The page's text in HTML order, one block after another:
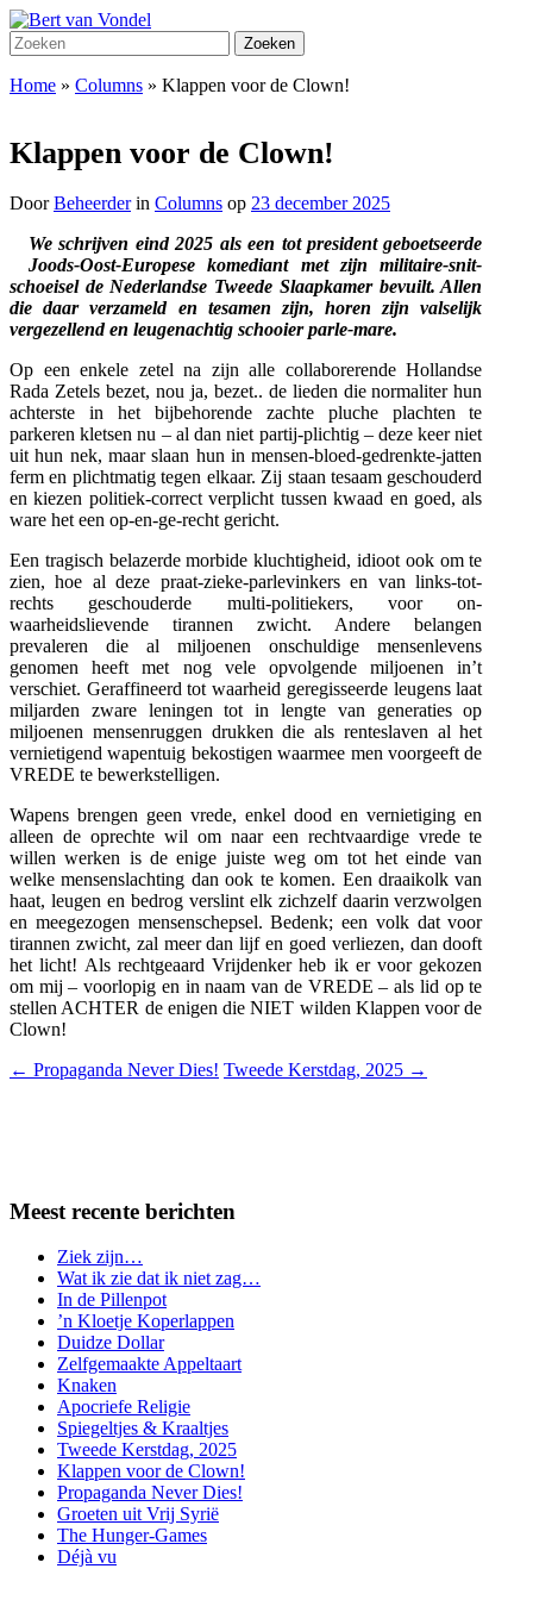
Overslaan
naar
de
hoofd
Toggle
mobiel
menu
Zoeken
naar:
Zoeken
Home » Columns » Klappen voor de Clown!
Klappen voor de Clown!
DoorBeheerder in Columns op 23 december 2025
We schrijven eind 2025 als een tot president geboetseerde
Joods-Oost-Europese komediant met zijn militaire-snit-
schoeisel de Nederlandse Tweede Slaapkamer bevuilt. Allen
die daar verzameld en tesamen zijn, horen zijn valselijk
vergezellend en leugenachtig schooier parle-mare.
Op een enkele zetel na zijn alle collaborerende Hollandse
Rada Zetels bezet, nou ja, bezet.. de lieden die normaliter hun
achterste in het bijbehorende zachte pluche plachten te
parkeren kletsen nu – al dan niet partij-plichtig – deze keer niet
uit hun nek, maar slaan hun in mensen-bloed-gedrenkte-jatten
ferm en plichtmatig tegen elkaar. Zij staan tesaam geschouderd
en kiezen politiek-correct verplicht tussen kwaad en goed, als
ware het een op-en-ge-recht gericht.
Een tragisch belazerde morbide kluchtigheid, idioot ook om te
zien, hoe al deze praat-zieke-parlevinkers en van links-tot-
rechts geschouderde multi-politiekers, voor on-
waarheidslievende tirannen zwicht. Andere belangen
prevaleren die al miljoenen onschuldige mensenlevens
genomen heeft met nog vele opvolgende miljoenen in’t
verschiet. Geraffineerd tot waarheid geregisseerde leugens laat
miljarden zware leningen tot in lengte van generaties op
miljoenen mensenruggen drukken die als renteslaven al het
vernietigend wapentuig bekostigen waarmee men voorgeeft de
VREDE te bewerkstelligen.
Wapens brengen geen vrede, enkel dood en vernietiging en
alleen de oprechte wil om naar een rechtvaardige vrede te
willen werken is de enige juiste weg om tot het einde van
welke mensenslachting dan ook te komen. Een draaikolk van
haat, leugen en bedrog verslint elk zichzelf daarin verzwolgen
en meegezogen mensenschepsel. Bedenk; een volk dat voor
tirannen zwicht, zal meer dan lijf en goed verliezen, dan dooft
het licht! Als rechtgeaard Vrijdenker heb ik er voor gekozen
om mij – voorlopig en in naam van de VREDE – als lid op te
stellen ACHTER de enigen die NIET wilden Klappen voor de
Clown!
← Propaganda Never Dies! Tweede Kerstdag, 2025 →
Meest recente berichten
Ziek zijn…
Wat ik zie dat ik niet zag…
In de Pillenpot
’n Kloetje Koperlappen
Duidze Dollar
Zelfgemaakte Appeltaart
Knaken
Apocriefe Religie
Spiegeltjes & Kraaltjes
Tweede Kerstdag, 2025
Klappen voor de Clown!
Propaganda Never Dies!
Groeten uit Vrij Syrië
The Hunger-Games
Déjà vu